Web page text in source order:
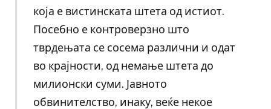
која е вистинската штета од истиот.
Посебно е контроверзно што
тврдењата се сосема различни и одат
во крајности, од немање штета до
милионски суми. Јавното
обвинителство, инаку, веќе некое